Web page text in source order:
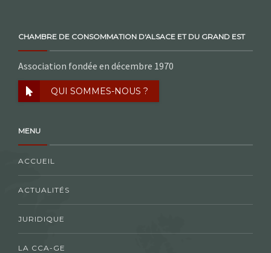
CHAMBRE DE CONSOMMATION D'ALSACE ET DU GRAND EST
Association fondée en décembre 1970
QUI SOMMES-NOUS ?
MENU
ACCUEIL
ACTUALITÉS
JURIDIQUE
LA CCA-GE